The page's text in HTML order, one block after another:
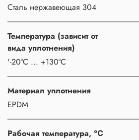
Сталь нержавеющая 304
Температура (зависит от
вида уплотнения)
'-20°C ... +130°C
Материал уплотнения
EPDM
Рабочая температура, ℃